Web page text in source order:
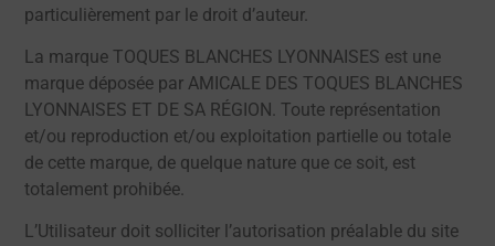
particulièrement par le droit d’auteur.
La marque TOQUES BLANCHES LYONNAISES est une
marque déposée par AMICALE DES TOQUES BLANCHES
LYONNAISES ET DE SA RÉGION. Toute représentation
et/ou reproduction et/ou exploitation partielle ou totale
de cette marque, de quelque nature que ce soit, est
totalement prohibée.
L’Utilisateur doit solliciter l’autorisation préalable du site